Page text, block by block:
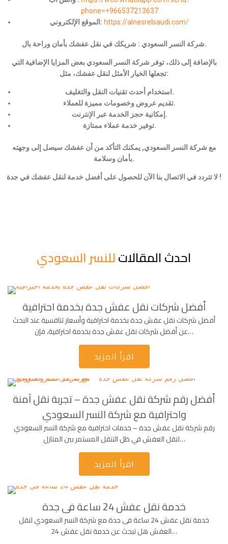
phone=+966537213637
الموقع الإلكتروني: https://alnesrelsaudi.com/
شركة النسر السعودي : شريكك في نقل عفشك بأمان وراحة بال.
بالإضافة إلى ذلك، توفر شركة النسر السعودي بعض المزايا الإضافية التي
تجعلها الخيار الأمثل لنقل عفشك، مثل:
استخدام أحدث تقنيات النقل والتغليف.
تقديم عروض وخصومات مميزة للعملاء.
إمكانية حجز الخدمة عبر الإنترنت.
توفير خدمة عملاء ممتازة.
مع شركة النسر السعودي, يمكنك التأكد من أن عفشك سيصل إلى وجهته
بأمان وسلامة.
لا تتردد في الاتصال بنا الآن للحصول على أفضل خدمة لنقل عفشك في جدة !
احدث المقالاتللنسر السعودي
أفضل شركات نقل عفش جدة بخدمة احترافية
أفضل شركات نقل عفش جدة بخدمة احترافية وأسعار تنافسية عند البحث
عن أفضل شركات نقل عفش جدة بخدمة احترافية، فإن…
اقرأ المزيد
أفضل رقم شركة نقل عفش جدة – تجربة نقل آمنة
واحترافية مع شركة النسر السعودي
رقم شركة نقل عفش جدة – خدمات احترافية مع شركة النسر السعودي
لنقل العفش في ظل التنقل المستمر بين المنازل…
اقرأ المزيد
خدمة نقل عفش 24 ساعة فى جدة
خدمة نقل عفش 24 ساعة فى جدة مع شركة النسر السعودي لنقل
العفش هل تبحث عن خدمة نقل عفش 24…